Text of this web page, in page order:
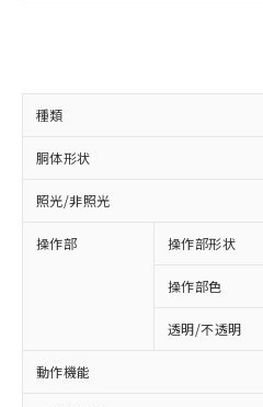
種類
胴体形状
照光/非照光
操作部 操作部形状
操作部色
透明/不透明
動作機能